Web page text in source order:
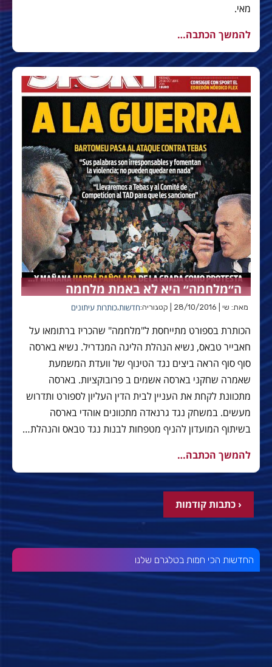
מאי.
להמשך הכתבה…
ה״מלחמה״ היא לא באמת מלחמה
מאת: שי | 28/10/2016 | קטגוריה: חדשות,כותרות עיתונים
הכותרת בספורט מתייחסת ל"מלחמה" שהכריז ברתומאו על
חאבייר טבאס, נשיא הנהלת הליגה המנדריל. נשיא בארסה
סוף סוף הראה ביצים נגד הטינוף של וועדת המשמעת
שאמרה שחקני בארסה אשמים ב פרובוקציות. בארסה
מתכוונת לקחת את העניין לבית הדין העליון לספורט ותדרוש
מעשים. במשחק נגד גרנאדה מתכוונים אוהדי בארסה
בשיתוף המועדון להניף מטפחות לבנות נגד טבאס והנהלת…
להמשך הכתבה…
‹ כתבות קודמות
החדשות הכי חמות בטלגרם שלנו